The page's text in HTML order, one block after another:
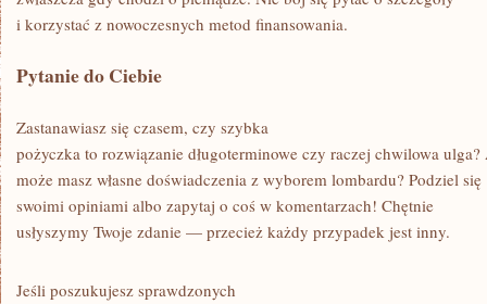
i korzystać z nowoczesnych metod finansowania.
Pytanie do Ciebie
Zastanawiasz się czasem, czy szybka
pożyczka to rozwiązanie długoterminowe czy raczej chwilowa ulga?
może masz własne doświadczenia z wyborem lombardu? Podziel się
swoimi opiniami albo zapytaj o coś w komentarzach! Chętnie
usłyszymy Twoje zdanie — przecież każdy przypadek jest inny.
Jeśli poszukujesz sprawdzonych